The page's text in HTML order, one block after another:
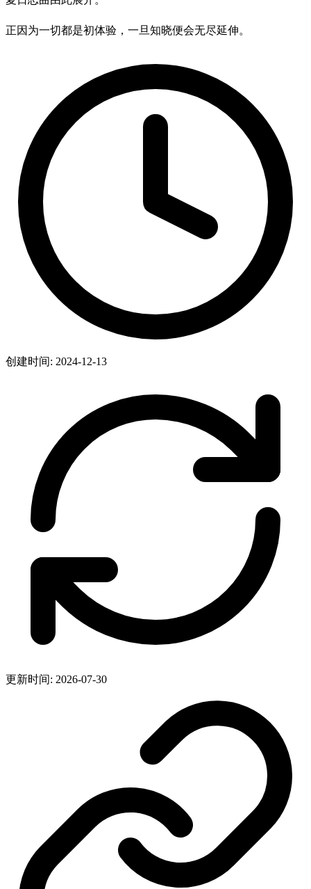
正因为一切都是初体验，一旦知晓便会无尽延伸。
创建时间: 2024-12-13
更新时间: 2026-07-30